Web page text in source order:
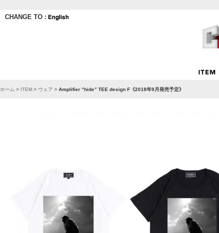
CHANGE TO :
ホーム > ITEM > ウェア > Amplifier “hide” TEE design F《2018年9月発売予定》